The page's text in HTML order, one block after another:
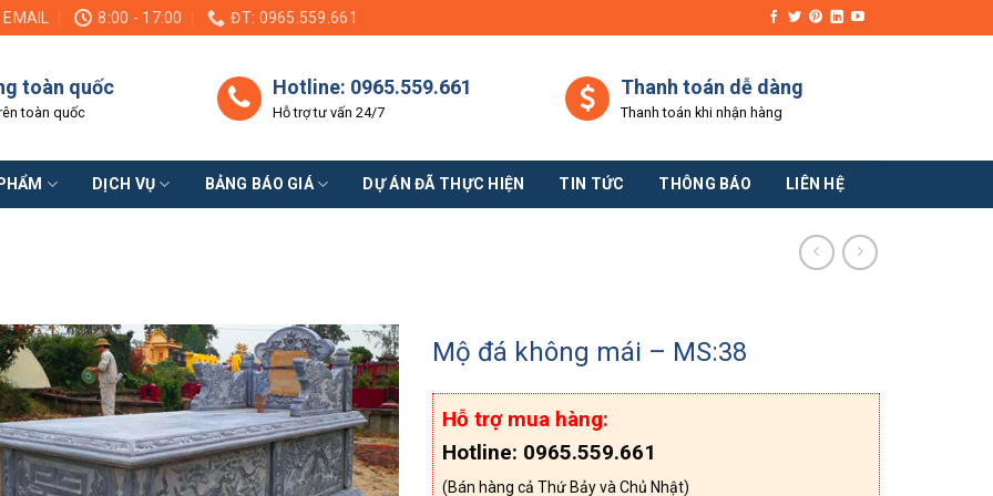
EMAIL 8:00 - 17:00 ĐT: 0965.559.661
toàn quốc
toàn quốc
Hotline: 0965.559.661
Hỗ trợ tư vấn 24/7
Thanh toán dễ dàng
Thanh toán khi nhận hàng
DỊCH VỤ BẢNG BÁO GIÁ DỰ ÁN ĐÃ THỰC HIỆN TIN TỨC THÔNG BÁO LIÊN HỆ
Mộ đá không mái – MS:38
Hỗ trợ mua hàng:
Hotline: 0965.559.661
(Bán hàng cả Thứ Bảy và Chủ Nhật)